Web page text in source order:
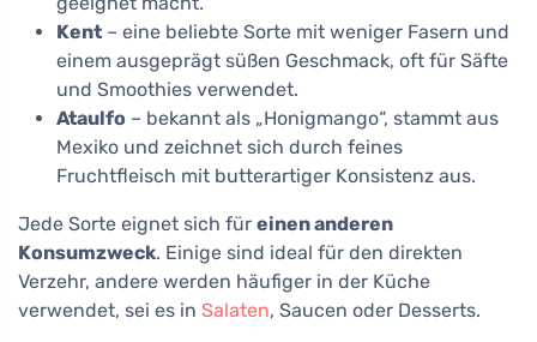
Kent – eine beliebte Sorte mit weniger Fasern und
einem ausgeprägt süßen Geschmack, oft für Säfte
und Smoothies verwendet.
Ataulfo – bekannt als „Honigmango“, stammt aus
Mexiko und zeichnet sich durch feines
Fruchtfleisch mit butterartiger Konsistenz aus.
Jede Sorte eignet sich für einen anderen
Konsumzweck. Einige sind ideal für den direkten
Verzehr, andere werden häufiger in der Küche
verwendet, sei es in Salaten, Saucen oder Desserts.